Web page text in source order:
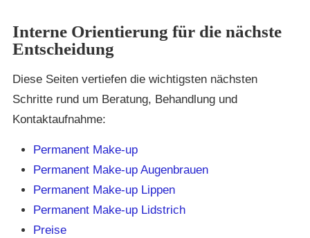
Interne Orientierung für die nächste
Entscheidung
Diese Seiten vertiefen die wichtigsten nächsten
Schritte rund um Beratung, Behandlung und
Kontaktaufnahme:
Permanent Make-up
Permanent Make-up Augenbrauen
Permanent Make-up Lippen
Permanent Make-up Lidstrich
Preise